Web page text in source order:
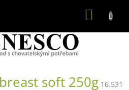
soft 250g 16.531